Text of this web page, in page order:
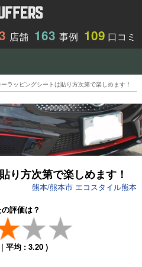
店舗 163 事例 109 口コミ
ーラッピングシートは貼り方次第で楽しめます！
り方次第で楽しめます！
熊本/熊本市 エコスタイル熊本
評価は？
平均 : 3.20)